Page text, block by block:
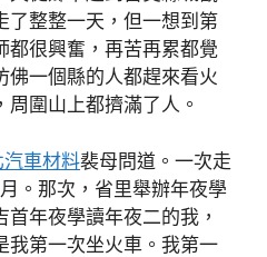
了整整一天，但一想到第
都很興奮，再苦再累都覺
佛一個縣的人都趕來看火
圍山上都擠滿了人。
汽車材料裴母問道。一次走
。那次，省里舉辦年夜學
年夜學讀年夜二的我，
我第一次坐火車。我第一